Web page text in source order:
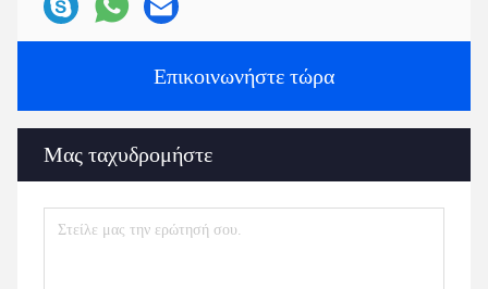
Επικοινωνήστε τώρα
Μας ταχυδρομήστε